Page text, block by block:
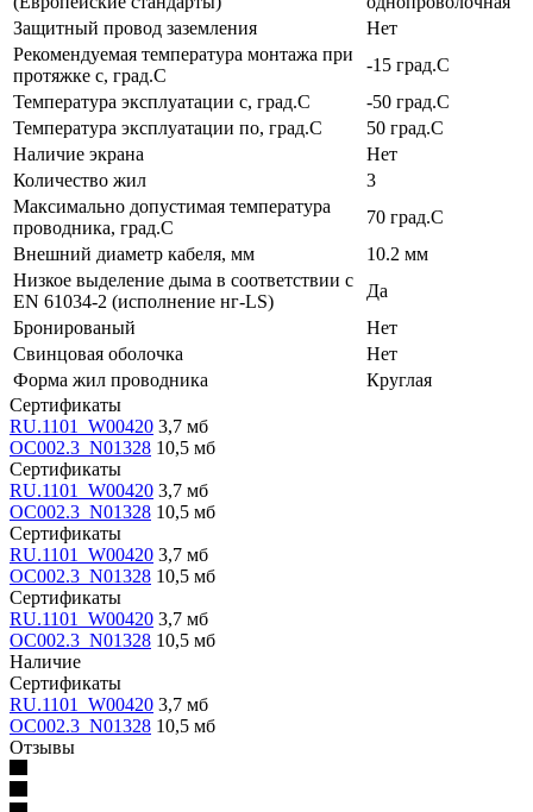
Защитный провод заземления
Нет
Рекомендуемая температура монтажа при
протяжке с, град.C
-15 град.C
Температура эксплуатации с, град.C
-50 град.C
Температура эксплуатации по, град.C
50 град.C
Наличие экрана
Нет
Количество жил
3
Максимально допустимая температура
проводника, град.C
70 град.C
Внешний диаметр кабеля, мм
10.2 мм
Низкое выделение дыма в соответствии с
EN 61034-2 (исполнение нг-LS)
Да
Бронированый
Нет
Свинцовая оболочка
Нет
Форма жил проводника
Круглая
Сертификаты
RU.1101_W00420 3,7 мб
OC002.3_N01328 10,5 мб
Сертификаты
RU.1101_W00420 3,7 мб
OC002.3_N01328 10,5 мб
Сертификаты
RU.1101_W00420 3,7 мб
OC002.3_N01328 10,5 мб
Сертификаты
RU.1101_W00420 3,7 мб
OC002.3_N01328 10,5 мб
Наличие
Сертификаты
RU.1101_W00420 3,7 мб
OC002.3_N01328 10,5 мб
Отзывы